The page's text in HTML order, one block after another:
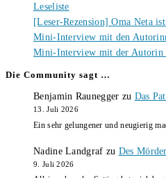
Leseliste
[Leser-Rezension] Oma Neta
Mini-Interview mit den
Mini-Interview mit der Autorin
Die Community sagt …
Benjamin Raunegger zu Das
13. Juli 2026
Ein sehr gelungener und neugierig
Nadine Landgraf zu Des
9. Juli 2026